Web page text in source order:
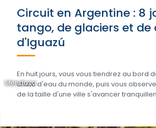
Circuit en Argentine : 8
tango, de glaciers et de
d'Iguazú
En huit jours, vous vous tiendrez au bord
chute d'eau du monde, puis vous
de la taille d'une ville s'avancer
Mendoza